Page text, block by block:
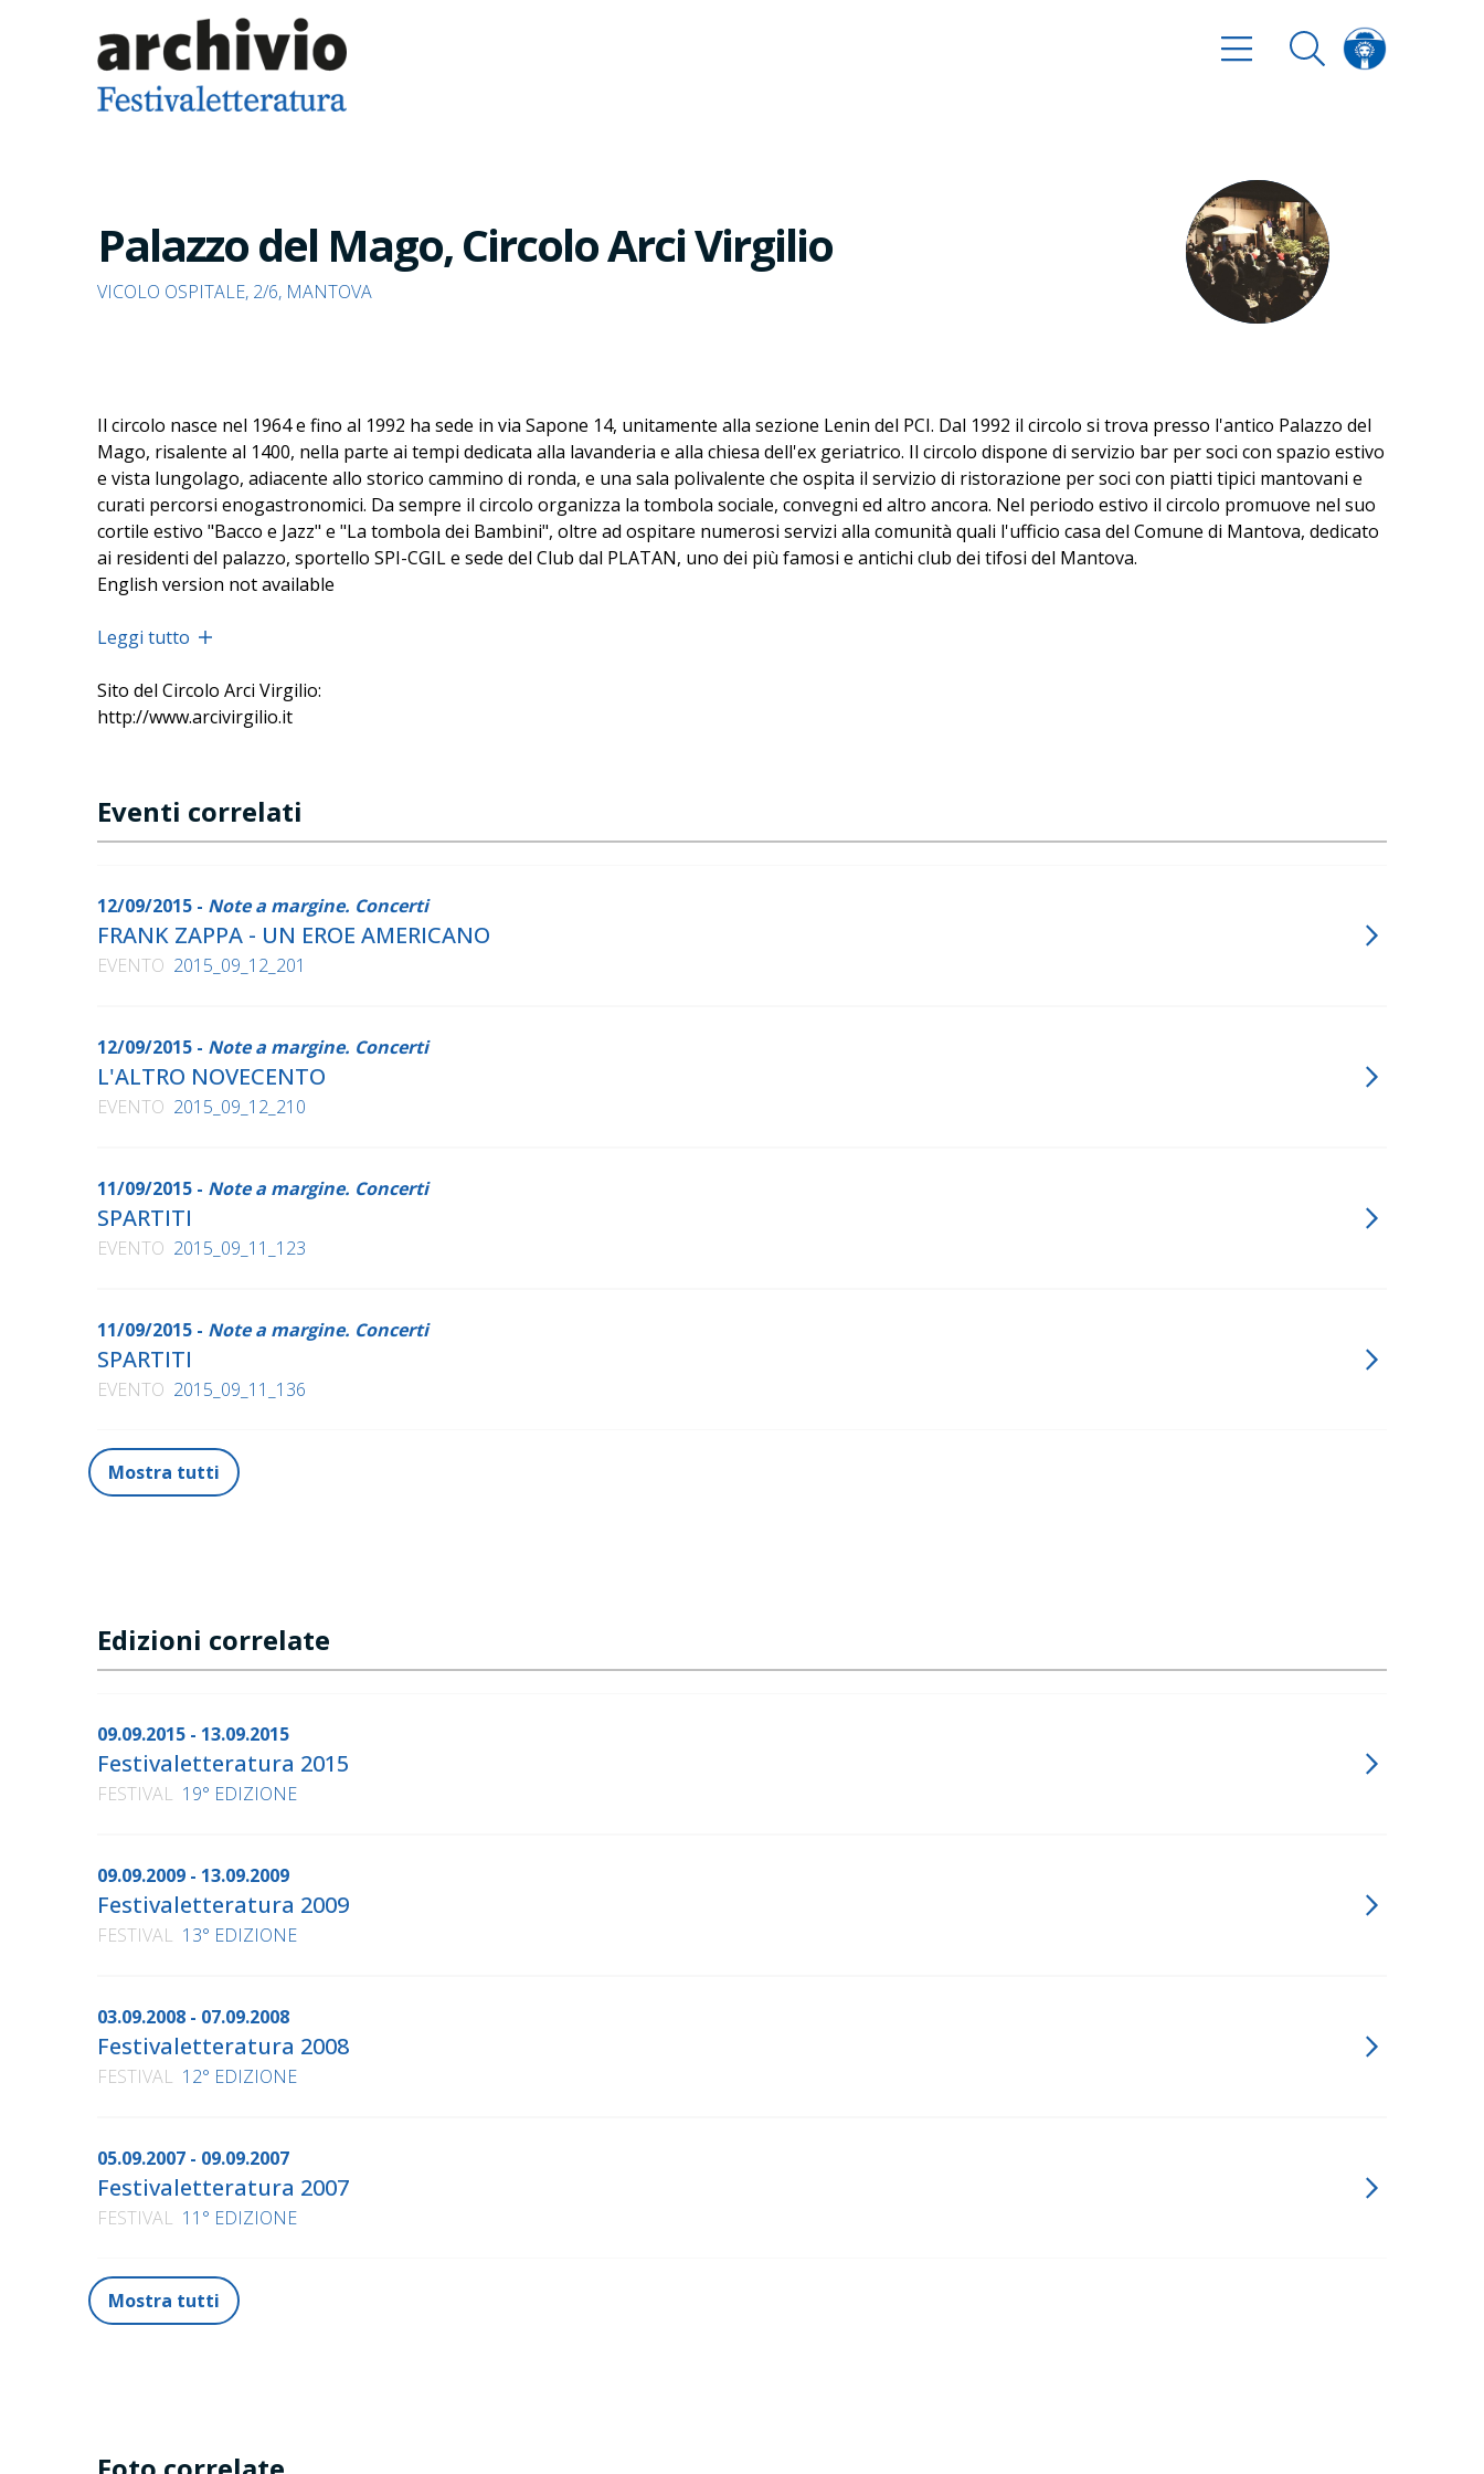
Palazzo del Mago, Circolo Arci Virgilio
VICOLO OSPITALE, 2/6, MANTOVA
Il circolo nasce nel 1964 e fino al 1992 ha sede in via Sapone 14, unitamente alla sezione Lenin del PCI. Dal 1992 il circolo si trova presso l'antico Palazzo del
Mago, risalente al 1400, nella parte ai tempi dedicata alla lavanderia e alla chiesa dell'ex geriatrico. Il circolo dispone di servizio bar per soci con spazio estivo
e vista lungolago, adiacente allo storico cammino di ronda, e una sala polivalente che ospita il servizio di ristorazione per soci con piatti tipici mantovani e
curati percorsi enogastronomici. Da sempre il circolo organizza la tombola sociale, convegni ed altro ancora. Nel periodo estivo il circolo promuove nel suo
cortile estivo "Bacco e Jazz" e "La tombola dei Bambini", oltre ad ospitare numerosi servizi alla comunità quali l'ufficio casa del Comune di Mantova, dedicato
ai residenti del palazzo, sportello SPI-CGIL e sede del Club dal PLATAN, uno dei più famosi e antichi club dei tifosi del Mantova.
English version not available
Leggi tutto
Sito del Circolo Arci Virgilio:
http://www.arcivirgilio.it
Eventi correlati
12/09/2015 - Note a margine. Concerti
FRANK ZAPPA - UN EROE AMERICANO
EVENTO 2015_09_12_201
12/09/2015 - Note a margine. Concerti
L'ALTRO NOVECENTO
EVENTO 2015_09_12_210
11/09/2015 - Note a margine. Concerti
SPARTITI
EVENTO 2015_09_11_123
11/09/2015 - Note a margine. Concerti
SPARTITI
EVENTO 2015_09_11_136
Mostra tutti
Edizioni correlate
09.09.2015 - 13.09.2015
Festivaletteratura 2015
FESTIVAL 19° EDIZIONE
09.09.2009 - 13.09.2009
Festivaletteratura 2009
FESTIVAL 13° EDIZIONE
03.09.2008 - 07.09.2008
Festivaletteratura 2008
FESTIVAL 12° EDIZIONE
05.09.2007 - 09.09.2007
Festivaletteratura 2007
FESTIVAL 11° EDIZIONE
Mostra tutti